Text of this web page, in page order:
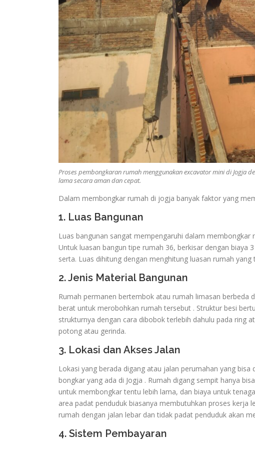
Proses pembongkaran rumah menggunakan excavator mini di Jogja
lama secara aman dan cepat.
Dalam membongkar rumah di jogja banyak faktor yang
1. Luas Bangunan
Luas bangunan sangat mempengaruhi dalam membongkar
Untuk luasan bangun tipe rumah 36, berkisar dengan biaya
serta. Luas dihitung dengan menghitung luasan rumah yang
2. Jenis Material Bangunan
Rumah permanen bertembok atau rumah limasan
berat untuk merobohkan rumah tersebut . Struktur besi
strukturnya dengan cara dibobok terlebih dahulu pada ring
potong atau gerinda.
3. Lokasi dan Akses Jalan
Lokasi yang berada digang atau jalan perumahan yang
bongkar yang ada di Jogja . Rumah digang sempit hanya
untuk membongkar tentu lebih lama, dan biaya untuk
area padat penduduk biasanya membutuhkan proses kerja
rumah dengan jalan lebar dan tidak padat penduduk akan
4. Sistem Pembayaran